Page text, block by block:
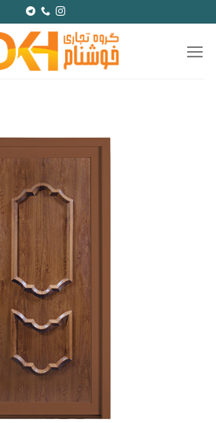
to
content